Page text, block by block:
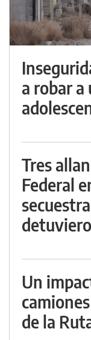
a robar a
Tres
Federal
Un
de la